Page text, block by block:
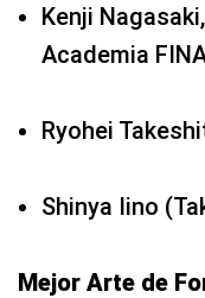
Kenji
Academia
Ryohei
Shinya Iino
Mejor Arte de